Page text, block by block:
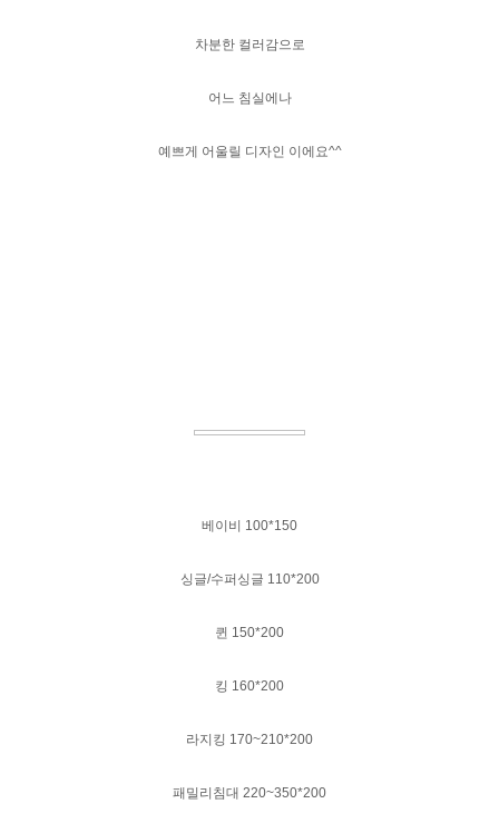
차분한 컬러감으로
어느 침실에나
예쁘게 어울릴 디자인 이에요^^
베이비 100*150
싱글/수퍼싱글 110*200
퀸 150*200
킹 160*200
라지킹 170~210*200
패밀리침대 220~350*200